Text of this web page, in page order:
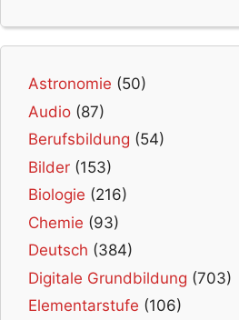
Astronomie (50)
Audio (87)
Berufsbildung (54)
Bilder (153)
Biologie (216)
Chemie (93)
Deutsch (384)
Digitale Grundbildung (703)
Elementarstufe (106)